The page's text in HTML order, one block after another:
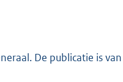
De publicatie is